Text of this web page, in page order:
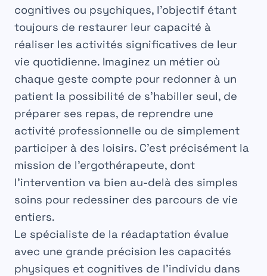
cognitives ou psychiques, l’objectif étant
toujours de restaurer leur capacité à
réaliser les activités significatives de leur
vie quotidienne. Imaginez un métier où
chaque geste compte pour redonner à un
patient la possibilité de s’habiller seul, de
préparer ses repas, de reprendre une
activité professionnelle ou de simplement
participer à des loisirs. C’est précisément la
mission de l’ergothérapeute, dont
l’intervention va bien au-delà des simples
soins pour redessiner des parcours de vie
entiers.
Le spécialiste de la réadaptation évalue
avec une grande précision les capacités
physiques et cognitives de l’individu dans